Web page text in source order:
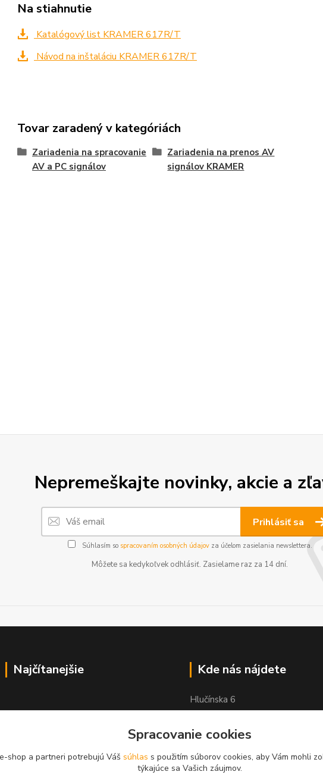
Na stiahnutie
Katalógový list KRAMER 617R/T
Návod na inštaláciu KRAMER 617R/T
Tovar zaradený v kategóriách
Zariadenia na spracovanie
AV a PC signálov
Zariadenia na prenos AV
signálov KRAMER
Nepremeškajte novinky, akcie a
Prihlásiť sa
Súhlasím so spracovaním osobných údajovza účelom zasielania newslettera.
Môžete sa kedykoľvek odhlásiť. Zasielame raz za 14 dní.
Najčítanejšie Kde nás nájdete
Hlučínska 6
Spracovanie cookies
shop a partneri potrebujú Váš súhlas s použitím súborov cookies, aby Vám mohli
týkajúce sa Vašich záujmov.